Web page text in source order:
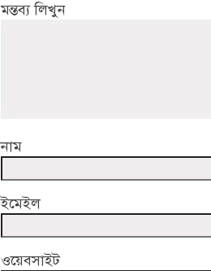
মন্তব্য লিখুন
নাম
ইমেইল
ওয়েবসাইট